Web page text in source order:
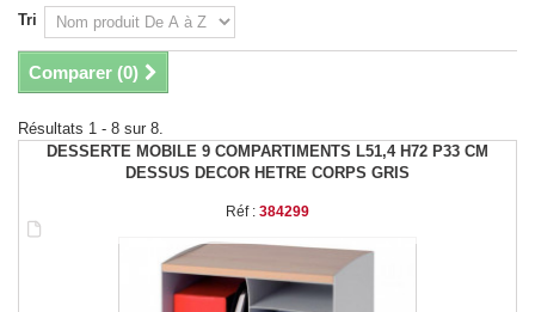
Tri
Comparer (0)
Résultats 1 - 8 sur 8.
DESSERTE MOBILE 9 COMPARTIMENTS L51,4 H72 P33 CM
DESSUS DECOR HETRE CORPS GRIS
Réf : 384299